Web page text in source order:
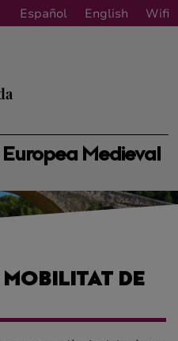
Español English Wifi
Medieval
DE